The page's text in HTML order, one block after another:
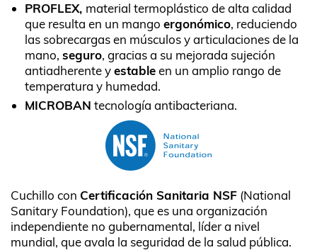
PROFLEX, material termoplástico de alta calidad
que resulta en un mango ergonómico, reduciendo
las sobrecargas en músculos y articulaciones de la
mano, seguro, gracias a su mejorada sujeción
antiadherente yestableen un amplio rango de
temperatura y humedad.
MICROBAN tecnología antibacteriana.
Cuchillo con Certificación Sanitaria NSF (National
Sanitary Foundation), que es una organización
independiente no gubernamental, líder a nivel
mundial, que avala la seguridad de la salud pública.